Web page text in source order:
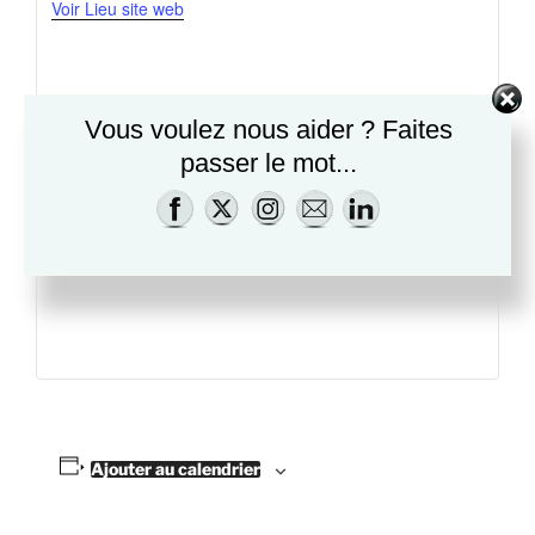
Voir Lieu site web
Ajouter au calendrier
Vous voulez nous aider ? Faites
passer le mot...